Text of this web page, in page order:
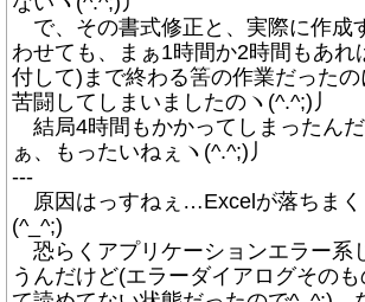
で、その書式修正と、実際に作成
わせても、まぁ1時間か2時間もあれ
付して)まで終わる筈の作業だった
苦闘してしまいましたのヽ(^.^;)丿
結局4時間もかかってしまったん
ぁ、もったいねぇヽ(^.^;)丿
---
原因はっすねぇ…Excelが落ちま
(^_^;)
恐らくアプリケーションエラー系
うんだけど(エラーダイアログその